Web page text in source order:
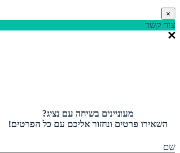
×
צור קשר
מעוניינים בשיחה עם נציג?
השאירו פרטים ונחזור אליכם עם כל הפרטים!
שם